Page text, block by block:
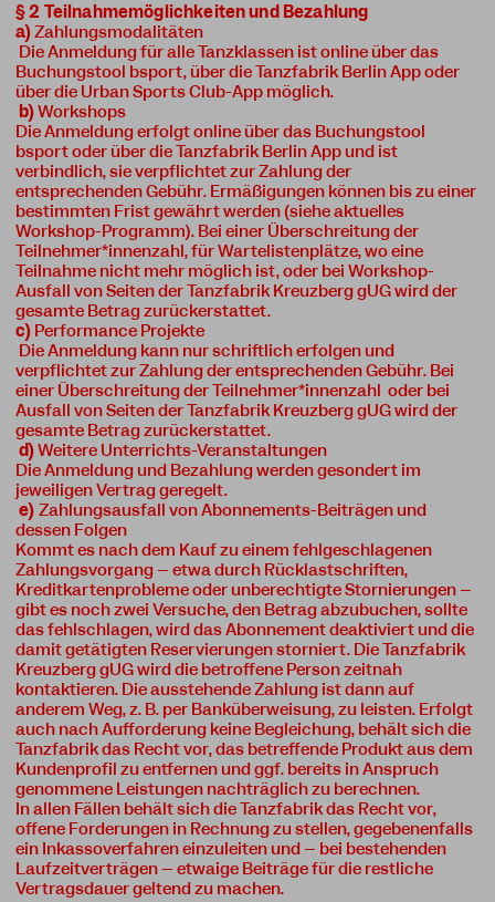
§ 2 Teilnahmemöglichkeiten und Bezahlung
a)Zahlungsmodalitäten
Die Anmeldung für alle Tanzklassen ist online über das
Buchungstool bsport, über die Tanzfabrik Berlin App oder
über die Urban Sports Club-App möglich.
b)Workshops
Die Anmeldung erfolgt online über das Buchungstool
bsport oder über die Tanzfabrik Berlin App und ist
verbindlich, sie verpflichtet zur Zahlung der
entsprechenden Gebühr. Ermäßigungen können bis zu einer
bestimmten Frist gewährt werden (siehe aktuelles
Workshop-Programm). Bei einer Überschreitung der
Teilnehmer*innenzahl, für Wartelistenplätze, wo eine
Teilnahme nicht mehr möglich ist, oder bei Workshop-
Ausfall von Seiten der Tanzfabrik Kreuzberg gUG wird der
gesamte Betrag zurückerstattet.
c) Performance Projekte
Die Anmeldung kann nur schriftlich erfolgen und
verpflichtet zur Zahlung der entsprechenden Gebühr. Bei
einer Überschreitung der Teilnehmer*innenzahl oder bei
Ausfall von Seiten der Tanzfabrik Kreuzberg gUG wird der
gesamte Betrag zurückerstattet.
d)Weitere Unterrichts-Veranstaltungen
Die Anmeldung und Bezahlung werden gesondert im
jeweiligen Vertrag geregelt.
e) Zahlungsausfall von Abonnements-Beiträgen und
dessen Folgen
Kommt es nach dem Kauf zu einem fehlgeschlagenen
Zahlungsvorgang – etwa durch Rücklastschriften,
Kreditkartenprobleme oder unberechtigte Stornierungen –
gibt es noch zwei Versuche, den Betrag abzubuchen, sollte
das fehlschlagen, wird das Abonnement deaktiviert und die
damit getätigten Reservierungen storniert. Die Tanzfabrik
Kreuzberg gUG wird die betroffene Person zeitnah
kontaktieren. Die ausstehende Zahlung ist dann auf
anderem Weg, z. B. per Banküberweisung, zu leisten. Erfolgt
auch nach Aufforderung keine Begleichung, behält sich die
Tanzfabrik das Recht vor, das betreffende Produkt aus dem
Kundenprofil zu entfernen und ggf. bereits in Anspruch
genommene Leistungen nachträglich zu berechnen.
In allen Fällen behält sich die Tanzfabrik das Recht vor,
offene Forderungen in Rechnung zu stellen, gegebenenfalls
ein Inkassoverfahren einzuleiten und – bei bestehenden
Laufzeitverträgen – etwaige Beiträge für die restliche
Vertragsdauer geltend zu machen.